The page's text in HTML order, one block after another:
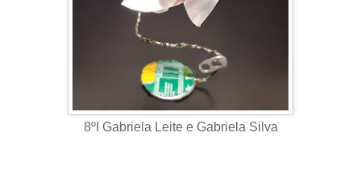
8ºI Gabriela Leite e Gabriela Silva